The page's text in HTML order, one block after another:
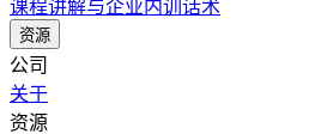
课程讲解与企业内训话术
资源
公司
关于
资源